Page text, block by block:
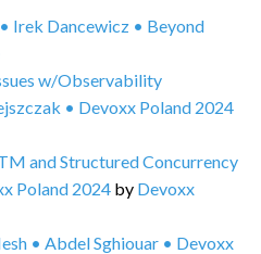
Irek Dancewicz • Beyond
w/Observability
• Devoxx Poland 2024
and Structured Concurrency
Poland 2024 by Devoxx
• Abdel Sghiouar • Devoxx